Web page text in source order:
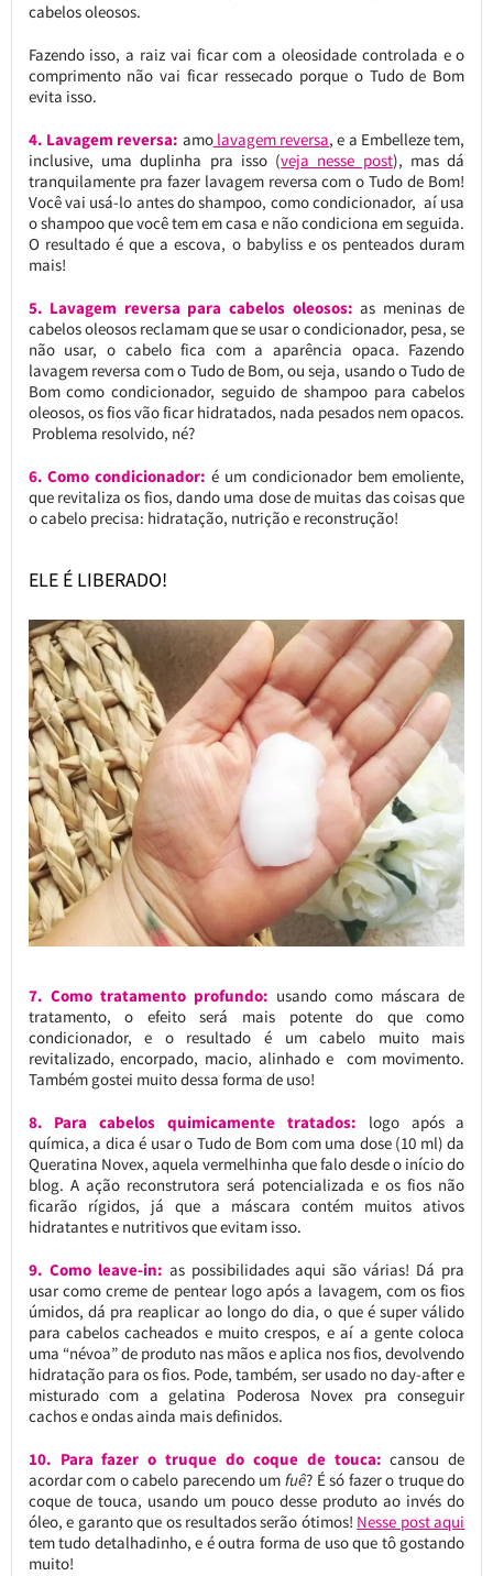
cabelos oleosos.
Fazendo isso, a raiz vai ficar com a oleosidade controlada e o
comprimento não vai ficar ressecado porque o Tudo de Bom
evita isso.
4. Lavagem reversa: amolavagem reversa, e a Embelleze tem,
inclusive, uma duplinha pra isso (veja nesse post), mas dá
tranquilamente pra fazer lavagem reversa com o Tudo de Bom!
Você vai usá-lo antes do shampoo, como condicionador, aí usa
o shampoo que você tem em casa e não condiciona em seguida.
O resultado é que a escova, o babyliss e os penteados duram
mais!
5. Lavagem reversa para cabelos oleosos: as meninas de
cabelos oleosos reclamam que se usar o condicionador, pesa, se
não usar, o cabelo fica com a aparência opaca. Fazendo
lavagem reversa com o Tudo de Bom, ou seja, usando o Tudo de
Bom como condicionador, seguido de shampoo para cabelos
oleosos, os fios vão ficar hidratados, nada pesados nem opacos.
Problema resolvido, né?
6. Como condicionador:é um condicionador bem emoliente,
que revitaliza os fios, dando uma dose de muitas das coisas que
o cabelo precisa: hidratação, nutrição e reconstrução!
ELE É LIBERADO!
7. Como tratamento profundo: usando como máscara de
tratamento, o efeito será mais potente do que como
condicionador, e o resultado é um cabelo muito mais
revitalizado, encorpado, macio, alinhado e com movimento.
Também gostei muito dessa forma de uso!
8. Para cabelos quimicamente tratados: logo após a
química, a dica é usar o Tudo de Bom com uma dose (10 ml) da
Queratina Novex, aquela vermelhinha que falo desde o início do
blog. A ação reconstrutora será potencializada e os fios não
ficarão rígidos, já que a máscara contém muitos ativos
hidratantes e nutritivos que evitam isso.
9. Como leave-in: as possibilidades aqui são várias! Dá pra
usar como creme de pentear logo após a lavagem, com os fios
úmidos, dá pra reaplicar ao longo do dia, o que é super válido
para cabelos cacheados e muito crespos, e aí a gente coloca
uma “névoa” de produto nas mãos e aplica nos fios, devolvendo
hidratação para os fios. Pode, também, ser usado no day-after e
misturado com a gelatina Poderosa Novex pra conseguir
cachos e ondas ainda mais definidos.
10. Para fazer o truque do coque de touca: cansou de
acordar com o cabelo parecendo um fuê? É só fazer o truque do
coque de touca, usando um pouco desse produto ao invés do
óleo, e garanto que os resultados serão ótimos! Nesse post aqui
tem tudo detalhadinho, e é outra forma de uso que tô gostando
muito!